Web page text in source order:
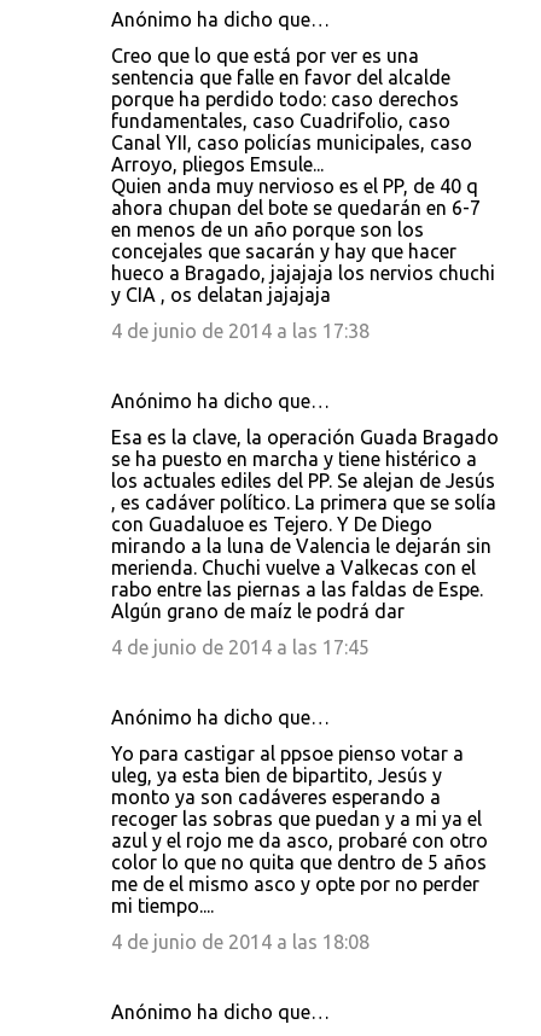
Anónimo ha dicho que…
Creo que lo que está por ver es una
sentencia que falle en favor del alcalde
porque ha perdido todo: caso derechos
fundamentales, caso Cuadrifolio, caso
Canal YII, caso policías municipales, caso
Arroyo, pliegos Emsule...
Quien anda muy nervioso es el PP, de 40 q
ahora chupan del bote se quedarán en 6-7
en menos de un año porque son los
concejales que sacarán y hay que hacer
hueco a Bragado, jajajaja los nervios chuchi
y CIA , os delatan jajajaja
4 de junio de 2014 a las 17:38
Anónimo ha dicho que…
Esa es la clave, la operación Guada Bragado
se ha puesto en marcha y tiene histérico a
los actuales ediles del PP. Se alejan de Jesús
, es cadáver político. La primera que se solía
con Guadaluoe es Tejero. Y De Diego
mirando a la luna de Valencia le dejarán sin
merienda. Chuchi vuelve a Valkecas con el
rabo entre las piernas a las faldas de Espe.
Algún grano de maíz le podrá dar
4 de junio de 2014 a las 17:45
Anónimo ha dicho que…
Yo para castigar al ppsoe pienso votar a
uleg, ya esta bien de bipartito, Jesús y
monto ya son cadáveres esperando a
recoger las sobras que puedan y a mi ya el
azul y el rojo me da asco, probaré con otro
color lo que no quita que dentro de 5 años
me de el mismo asco y opte por no perder
mi tiempo....
4 de junio de 2014 a las 18:08
Anónimo ha dicho que…